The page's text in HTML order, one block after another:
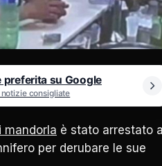
su Google
consigliate
è stato arrestato
per derubare le sue